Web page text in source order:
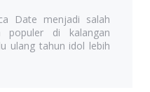
Date menjadi salah
di kalangan
ulang tahun idol lebih